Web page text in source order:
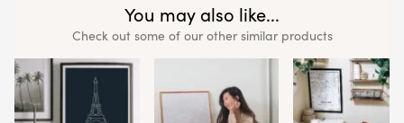
You may also like...
Check out some of our other similar products